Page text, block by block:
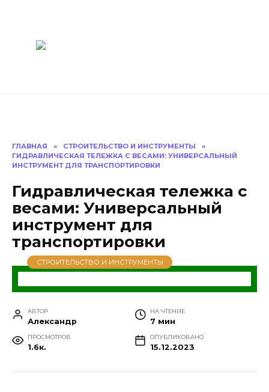
ГЛАВНАЯ » СТРОИТЕЛЬСТВО И ИНСТРУМЕНТЫ
»
ГИДРАВЛИЧЕСКАЯ ТЕЛЕЖКА С ВЕСАМИ: УНИВЕРСАЛЬНЫЙ
ИНСТРУМЕНТ ДЛЯ ТРАНСПОРТИРОВКИ
Гидравлическая тележка с
весами: Универсальный
инструмент для
транспортировки
СТРОИТЕЛЬСТВО И ИНСТРУМЕНТЫ
АВТОР
Александр
НА ЧТЕНИЕ
7 мин
ПРОСМОТРОВ
1.6к.
ОПУБЛИКОВАНО
15.12.2023